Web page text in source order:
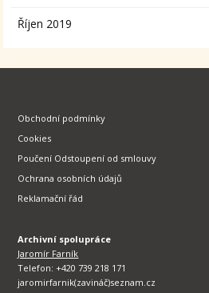
Říjen 2019
Obchodní podmínky
Cookies
Poučení Odstoupení od smlouvy
Ochrana osobních údajů
Reklamační řád
Archivní spolupráce
Jaromír Farník
Telefon: +420 739 218 171
jaromirfarnik(zavináč)seznam.cz